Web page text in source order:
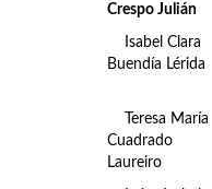
Crespo Julián
Isabel Clara
Buendía Lérida
Teresa María
Cuadrado
Laureiro